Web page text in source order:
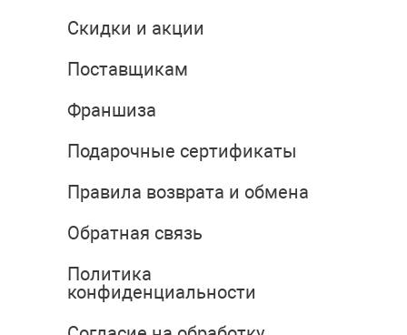
Скидки и акции
Поставщикам
Франшиза
Подарочные сертификаты
Правила возврата и обмена
Обратная связь
Политика
конфиденциальности